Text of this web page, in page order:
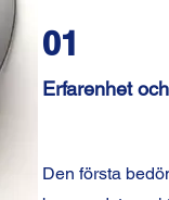
01
Erfarenhet
Den första